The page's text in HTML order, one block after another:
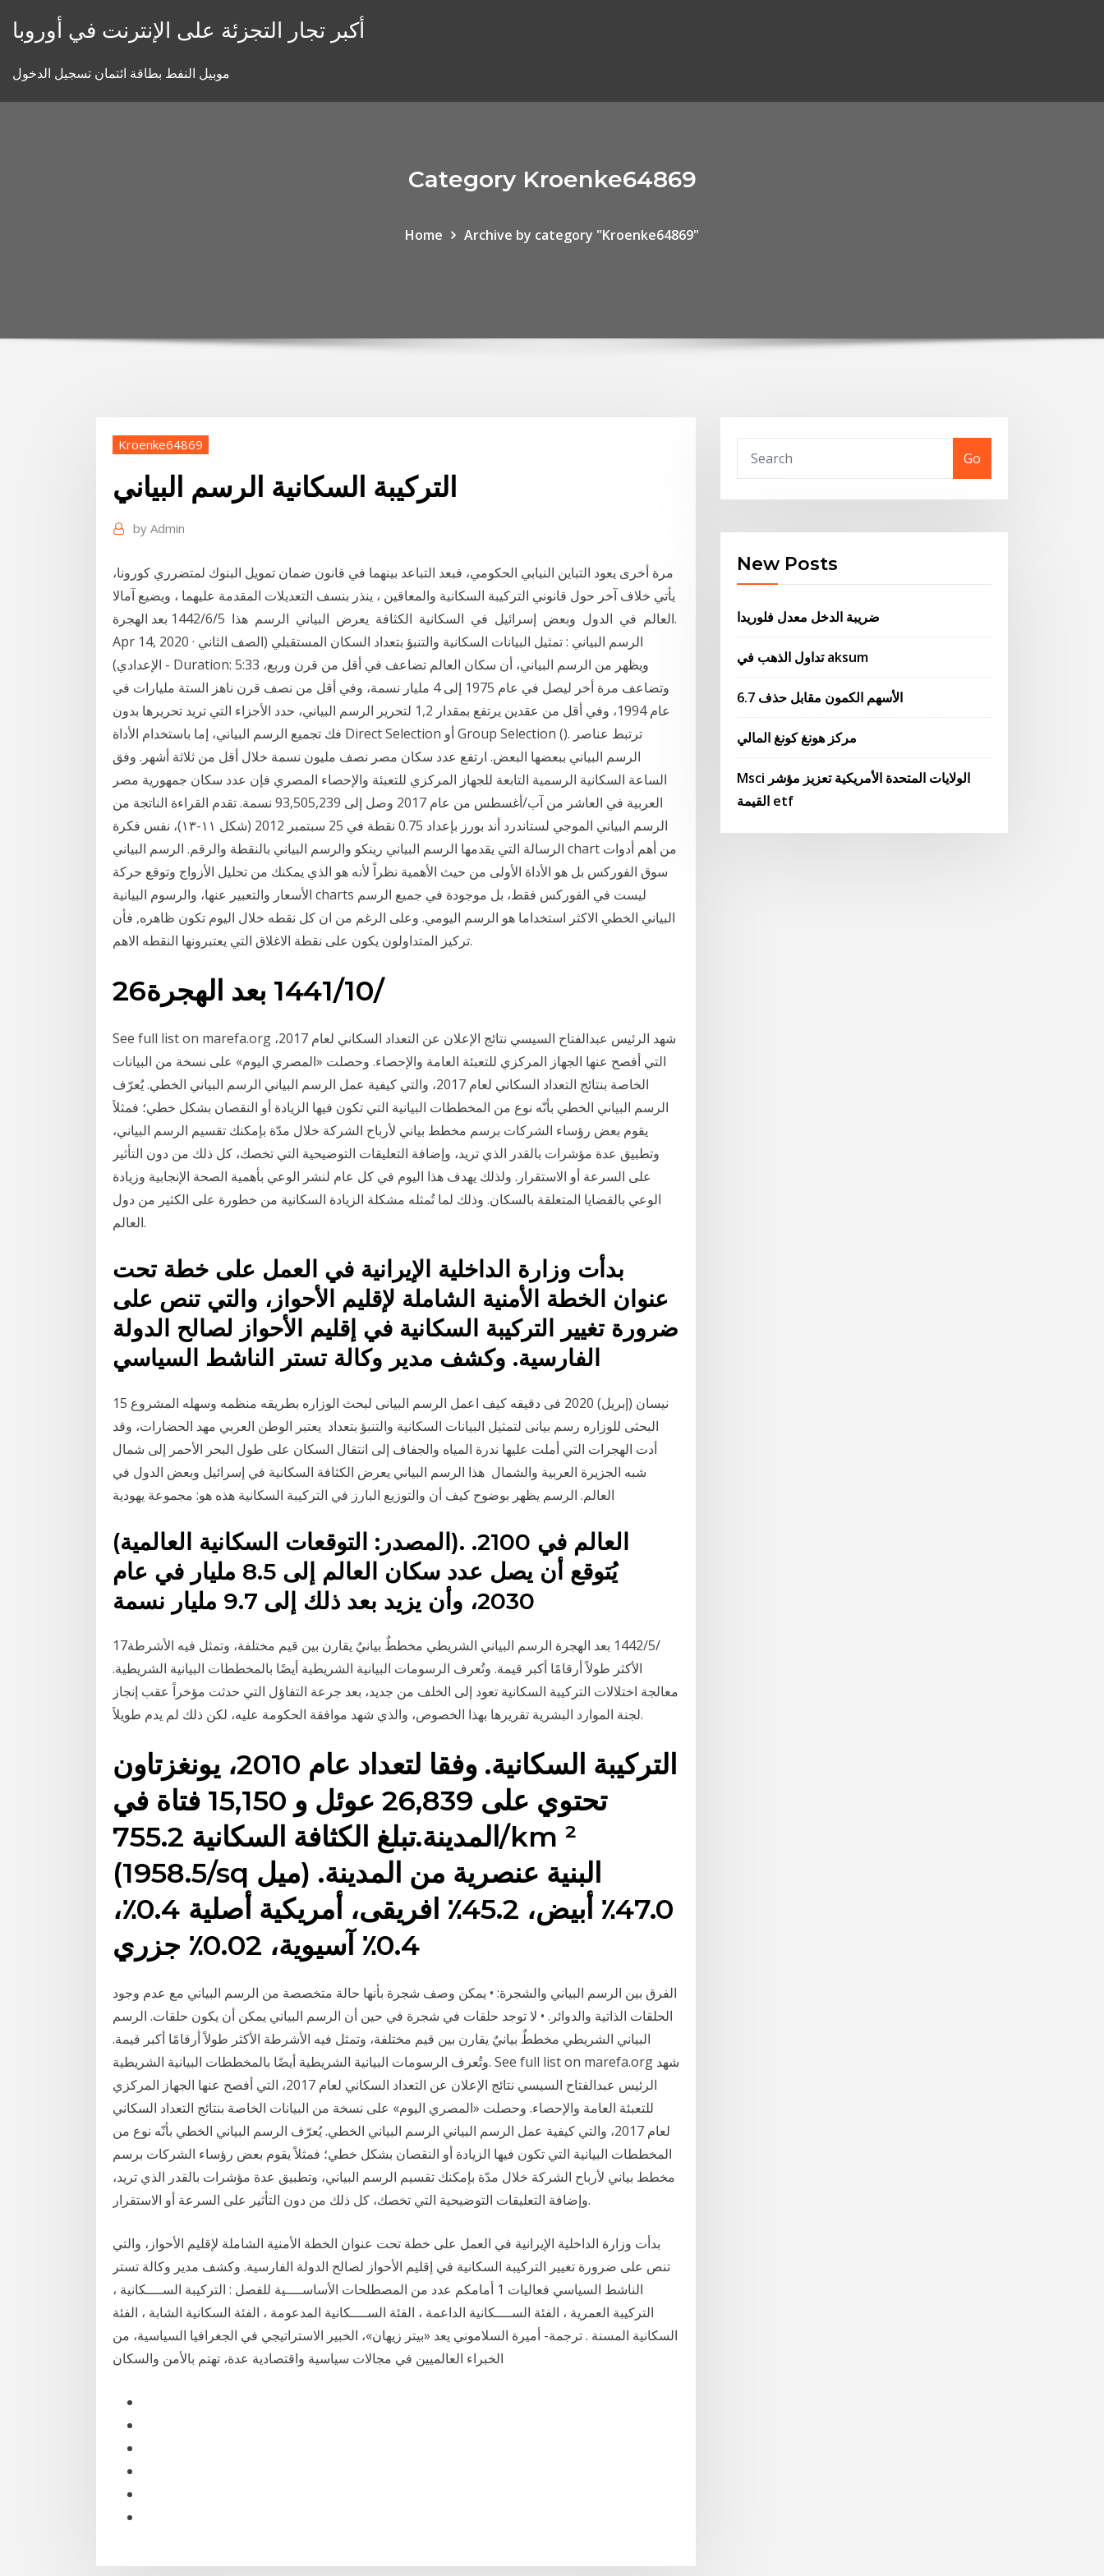
أكبر تجار التجزئة على الإنترنت في أوروبا
موبيل النفط بطاقة ائتمان تسجيل الدخول
Category Kroenke64869
Home Archive by category "Kroenke64869"
Kroenke64869
التركيبة السكانية الرسم البياني
by Admin
مرة أخرى يعود التباين النيابي الحكومي، فبعد التباعد بينهما في قانون ضمان تمويل البنوك لمتضرري كورونا،
يأتي خلاف آخر حول قانوني التركيبة السكانية والمعاقين ، ينذر بنسف التعديلات المقدمة عليهما ، ويضيع آمالا
5‏‏/6‏‏/1442 بعد الهجرة ‎ هذا ‎ الرسم ‎ البياني ‎ يعرض ‎ الكثافة ‎ السكانية ‎ في ‎ إسرائيل ‎ وبعض ‎ الدول ‎ في ‎ العالم.
Apr 14, 2020 · الرسم البياني : تمثيل البيانات السكانية والتنبؤ بتعداد السكان المستقبلي (الصف الثاني
الإعدادي) - Duration: 5:33 ويظهر من الرسم البياني، أن سكان العالم تضاعف في أقل من قرن وربع،
وتضاعف مرة أخر ليصل في عام 1975 إلى 4 مليار نسمة، وفي أقل من نصف قرن ناهز الستة مليارات في
عام 1994، وفي أقل من عقدين يرتفع بمقدار 1,2 لتحرير الرسم البياني، حدد الأجزاء التي تريد تحريرها بدون
فك تجميع الرسم البياني، إما باستخدام الأداة Direct Selection أو Group Selection (). ترتبط عناصر
الرسم البياني ببعضها البعض. ارتفع عدد سكان مصر نصف مليون نسمة خلال أقل من ثلاثة أشهر. وفق
الساعة السكانية الرسمية التابعة للجهاز المركزي للتعبئة والإحصاء المصري فإن عدد سكان جمهورية مصر
العربية في العاشر من آب/أغسطس من عام 2017 وصل إلى 93,505,239 نسمة. تقدم القراءة الناتجة من
الرسم البياني الموجي لستاندرد أند بورز بإعداد 0.75 نقطة في 25 سبتمبر 2012 (شكل ١١-١٣)، نفس فكرة
الرسالة التي يقدمها الرسم البياني رينكو والرسم البياني بالنقطة والرقم. الرسم البياني chart من أهم أدوات
سوق الفوركس بل هو الأداة الأولى من حيث الأهمية نظراً لأنه هو الذي يمكنك من تحليل الأزواج وتوقع حركة
الأسعار والتعبير عنها، والرسوم البيانية charts ليست في الفوركس فقط، بل موجودة في جميع الرسم
البياني الخطي الاكثر استخداما هو الرسم اليومي. وعلى الرغم من ان كل نقطه خلال اليوم تكون ظاهره, فأن
تركيز المتداولون يكون على نقطة الاغلاق التي يعتبرونها النقطه الاهم.
26‏‏/10‏‏/1441 بعد الهجرة
See full list on marefa.org شهد الرئيس عبدالفتاح السيسي نتائج الإعلان عن التعداد السكاني لعام 2017،
التي أفصح عنها الجهاز المركزي للتعبئة العامة والإحصاء. وحصلت «المصري اليوم» على نسخة من البيانات
الخاصة بنتائج التعداد السكاني لعام 2017، والتي كيفية عمل الرسم البياني الرسم البياني الخطي. يُعرّف
الرسم البياني الخطي بأنّه نوع من المخططات البيانية التي تكون فيها الزيادة أو النقصان بشكل خطي؛ فمثلاً
يقوم بعض رؤساء الشركات برسم مخطط بياني لأرباح الشركة خلال مدّة بإمكنك تقسيم الرسم البياني،
وتطبيق عدة مؤشرات بالقدر الذي تريد، وإضافة التعليقات التوضيحية التي تخصك، كل ذلك من دون التأثير
على السرعة أو الاستقرار. ولذلك يهدف هذا اليوم في كل عام لنشر الوعي بأهمية الصحة الإنجابية وزيادة
الوعي بالقضايا المتعلقة بالسكان. وذلك لما تُمثله مشكلة الزيادة السكانية من خطورة على الكثير من دول
العالم.
بدأت وزارة الداخلية الإيرانية في العمل على خطة تحت
عنوان الخطة الأمنية الشاملة لإقليم الأحواز، والتي تنص على
ضرورة تغيير التركيبة السكانية في إقليم الأحواز لصالح الدولة
الفارسية. وكشف مدير وكالة تستر الناشط السياسي
15 نيسان (إبريل) 2020 فى دقيقه كيف اعمل الرسم البيانى لبحث الوزاره بطريقه منظمه وسهله المشروع
البحثى للوزاره رسم بيانى لتمثيل البيانات السكانية والتنبؤ بتعداد يعتبر الوطن العربي مهد الحضارات، وقد
أدت الهجرات التي أملت عليها ندرة المياه والجفاف إلى انتقال السكان على طول البحر الأحمر إلى شمال
شبه الجزيرة العربية والشمال هذا الرسم البياني يعرض الكثافة السكانية في إسرائيل وبعض الدول في
(المصدر: التوقعات السكانية العالمية). العالم في 2100.
يُتوقع أن يصل عدد سكان العالم إلى 8.5 مليار في عام
17‏‏/5‏‏/1442 بعد الهجرة الرسم البياني الشريطي مخططٌ بيانيٌ يقارن بين قيم مختلفة، وتمثل فيه الأشرطة
الأكثر طولاً أرقامًا أكبر قيمة. وتُعرف الرسومات البيانية الشريطية أيضًا بالمخططات البيانية الشريطية.
معالجة اختلالات التركيبة السكانية تعود إلى الخلف من جديد، بعد جرعة التفاؤل التي حدثت مؤخراً عقب إنجاز
لجنة الموارد البشرية تقريرها بهذا الخصوص، والذي شهد موافقة الحكومة عليه، لكن ذلك لم يدم طويلاً.
التركيبة السكانية. وفقا لتعداد عام 2010، يونغزتاون
تحتوي على 26,839 عوئل و 15,150 فتاة في
المدينة.تبلغ الكثافة السكانية 755.2/km ²
(1958.5/sq ميل) .البنية عنصرية من المدينة
47.0٪ أبيض، 45.2٪ افريقى، أمريكية أصلية 0.4٪،
0.4٪ آسيوية، 0.02٪ جزري
الفرق بين الرسم البياني والشجرة: • يمكن وصف شجرة بأنها حالة متخصصة من الرسم البياني مع عدم وجود
الحلقات الذاتية والدوائر. • لا توجد حلقات في شجرة في حين أن الرسم البياني يمكن أن يكون حلقات. الرسم
البياني الشريطي مخططٌ بيانيٌ يقارن بين قيم مختلفة، وتمثل فيه الأشرطة الأكثر طولاً أرقامًا أكبر قيمة.
وتُعرف الرسومات البيانية الشريطية أيضًا بالمخططات البيانية الشريطية. See full list on marefa.org شهد
الرئيس عبدالفتاح السيسي نتائج الإعلان عن التعداد السكاني لعام 2017، التي أفصح عنها الجهاز المركزي
للتعبئة العامة والإحصاء. وحصلت «المصري اليوم» على نسخة من البيانات الخاصة بنتائج التعداد السكاني
لعام 2017، والتي كيفية عمل الرسم البياني الرسم البياني الخطي. يُعرّف الرسم البياني الخطي بأنّه نوع من
المخططات البيانية التي تكون فيها الزيادة أو النقصان بشكل خطي؛ فمثلاً يقوم بعض رؤساء الشركات برسم
مخطط بياني لأرباح الشركة خلال مدّة بإمكنك تقسيم الرسم البياني، وتطبيق عدة مؤشرات بالقدر الذي تريد،
وإضافة التعليقات التوضيحية التي تخصك، كل ذلك من دون التأثير على السرعة أو الاستقرار.
بدأت وزارة الداخلية الإيرانية في العمل على خطة تحت عنوان الخطة الأمنية الشاملة لإقليم الأحواز، والتي
تنص على ضرورة تغيير التركيبة السكانية في إقليم الأحواز لصالح الدولة الفارسية. وكشف مدير وكالة تستر
الناشط السياسي فعاليات 1 أمامكم عدد من المصطلحات الأساســــية للفصل : التركيبة الســــكانية ،
التركيبة العمرية ، الفئة الســــكانية الداعمة ، الفئة الســــكانية المدعومة ، الفئة السكانية الشابة ، الفئة
السكانية المسنة . ترجمة- أميرة السلاموني يعد «بيتر زيهان»، الخبير الاستراتيجي في الجغرافيا السياسية، من
الخبراء العالميين في مجالات سياسية واقتصادية عدة، تهتم بالأمن والسكان
Go
New Posts
ضريبة الدخل معدل فلوريدا
تداول الذهب في aksum
الأسهم الكمون مقابل حذف 6.7
مركز هونغ كونغ المالي
Msci الولايات المتحدة الأمريكية تعزيز مؤشر
القيمة etf